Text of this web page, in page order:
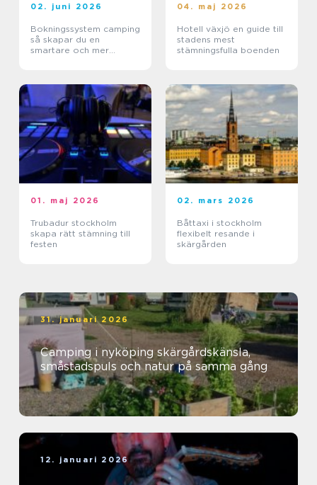
02. juni 2026
Bokningssystem camping
så skapar du en
smartare och mer
04. maj 2026
Hotell växjö en guide till
stadens mest
stämningsfulla boenden
01. maj 2026
Trubadur stockholm
skapa rätt stämning till
festen
02. mars 2026
Båttaxi i stockholm
flexibelt resande i
skärgården
31. januari 2026
Camping i nyköping skärgårdskänsla,
småstadspuls och natur på samma gång
12. januari 2026